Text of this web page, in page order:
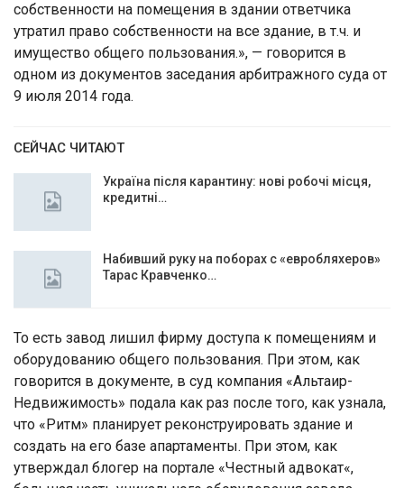
собственности на помещения в здании ответчика
утратил право собственности на все здание, в т.ч. и
имущество общего пользования.», — говорится в
одном из документов заседания арбитражного суда от
9 июля 2014 года.
СЕЙЧАС ЧИТАЮТ
Україна після карантину: нові робочі місця,
кредитні…
Набивший руку на поборах с «евробляхеров»
Тарас Кравченко…
То есть завод лишил фирму доступа к помещениям и
оборудованию общего пользования. При этом, как
говорится в документе, в суд компания «Альтаир-
Недвижимость» подала как раз после того, как узнала,
что «Ритм» планирует реконструировать здание и
создать на его базе апартаменты. При этом, как
утверждал блогер на портале «Честный адвокат«,